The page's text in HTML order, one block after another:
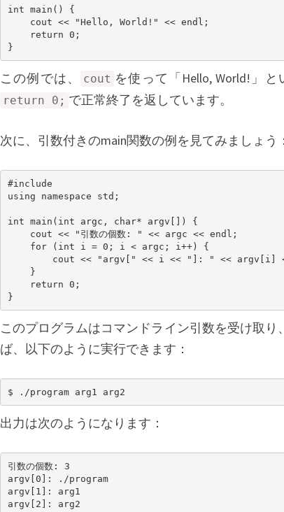
int main() {
}
この例では、 cout を使って「Hello, World!」
return 0; で正常終了を返しています。
次に、引数付きのmain関数の例を見てみましょう：
#include
using namespace std;
int main(int argc, char* argv[]) {
}
このプログラムはコマンドライン引数を受け取り
ば、以下のように実行できます：
$ ./program arg1 arg2
出力は次のようになります：
引数の個数: 3
argv[0]: ./program
argv[1]: arg1
argv[2]: arg2